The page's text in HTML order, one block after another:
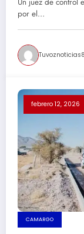
Armendáriz
por el…
febrero 12, 2026
CAMARGO